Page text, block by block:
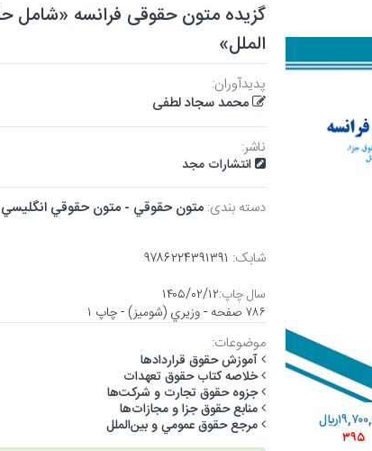
۳۹۵
گزیده متون حقوقی فرانسه «شامل
الملل»
پدیدآوران:
محمد سجاد لطفی
ناشر:
انتشارات مجد
دسته بندی:متون حقوقي - متون حقوقي انگليسي
شابک: ۹۷۸۶۲۲۴۳۹۱۳۹۱
سال چاپ:۱۴۰۵/۰۲/۱۲
۷۸۶ صفحه - وزيري (شوميز) - چاپ ۱
موضوعات:
آموزش حقوق قراردادها
خلاصه كتاب حقوق تعهدات
جزوه حقوق تجارت و شركت‌ها
منابع حقوق جزا و مجازات‌ها
مرجع حقوق عمومي و بين‌الملل